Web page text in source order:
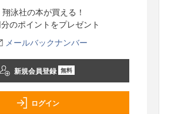
翔泳社の本が買える！
のポイントをプレゼント
メールバックナンバー
新規会員登録 無料
ログイン